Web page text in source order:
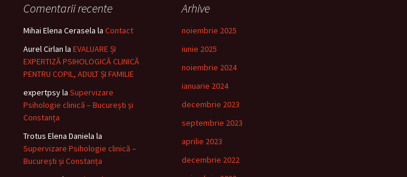
Comentarii recente
Mihai Elena Cerasela la Contact
Aurel Cirlan la EVALUARE ȘI
EXPERTIZĂ PSIHOLOGICĂ CLINICĂ
PENTRU COPIL, ADULT ȘI FAMILIE
expertpsyla Supervizare
Psihologie clinică – București și
Constanța
Trotus Elena Daniela la
Supervizare Psihologie clinică –
București și Constanța
Arhive
noiembrie 2025
iunie 2025
noiembrie 2024
ianuarie 2024
decembrie 2023
septembrie 2023
aprilie 2023
decembrie 2022